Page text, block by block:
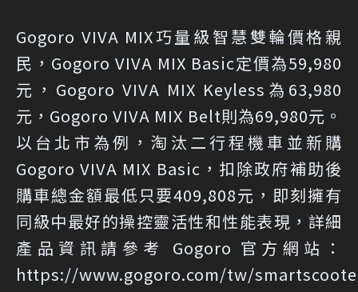
Gogoro VIVA MIX巧量級智慧雙輪價格親
民，Gogoro VIVA MIX Basic定價為59,980
元，Gogoro VIVA MIX Keyless為63,980
元，Gogoro VIVA MIX Belt則為69,980元。
以台北市為例，淘汰二行程機車並新購
Gogoro VIVA MIX Basic，扣除政府補助後
購車總金額最低只要409,808元，即刻擁有
同級中最好的操控靈活性和性能表現，詳細
產品資訊請參考 Gogoro 官方網站：
https://www.gogoro.com/tw/